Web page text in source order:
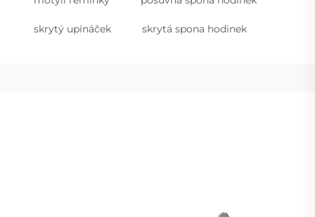
skrytý upínáček skrytá spona hodinek